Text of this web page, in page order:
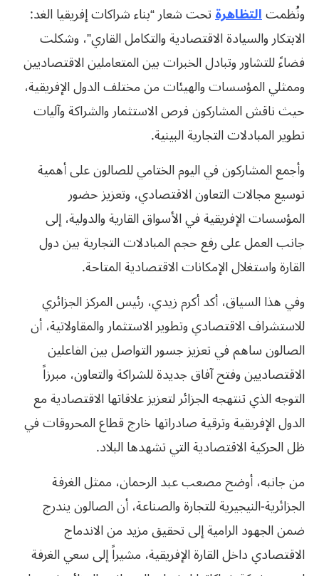
ونُظمتالتظاهرةتحت شعار “بناء شراكات إفريقيا الغد:
الابتكار والسيادة الاقتصادية والتكامل القاري”، وشكلت
فضاءً للتشاور وتبادل الخبرات بين المتعاملين الاقتصاديين
وممثلي المؤسسات والهيئات من مختلف الدول الإفريقية،
حيث ناقش المشاركون فرص الاستثمار والشراكة وآليات
تطوير المبادلات التجارية البينية.
وأجمع المشاركون في اليوم الختامي للصالون على أهمية
توسيع مجالات التعاون الاقتصادي، وتعزيز حضور
المؤسسات الإفريقية في الأسواق القارية والدولية، إلى
جانب العمل على رفع حجم المبادلات التجارية بين دول
القارة واستغلال الإمكانات الاقتصادية المتاحة.
وفي هذا السياق، أكد أكرم زيدي، رئيس المركز الجزائري
للاستشراف الاقتصادي وتطوير الاستثمار والمقاولاتية، أن
الصالون ساهم في تعزيز جسور التواصل بين الفاعلين
الاقتصاديين وفتح آفاق جديدة للشراكة والتعاون، مبرزاً
التوجه الذي تنتهجه الجزائر لتعزيز علاقاتها الاقتصادية مع
الدول الإفريقية وترقية صادراتها خارج قطاع المحروقات في
ظل الحركية الاقتصادية التي تشهدها البلاد.
من جانبه، أوضح مصعب عبد الرحمان، ممثل الغرفة
الجزائرية-النيجيرية للتجارة والصناعة، أن الصالون يندرج
ضمن الجهود الرامية إلى تحقيق مزيد من الاندماج
الاقتصادي داخل القارة الإفريقية، مشيراً إلى سعي الغرفة